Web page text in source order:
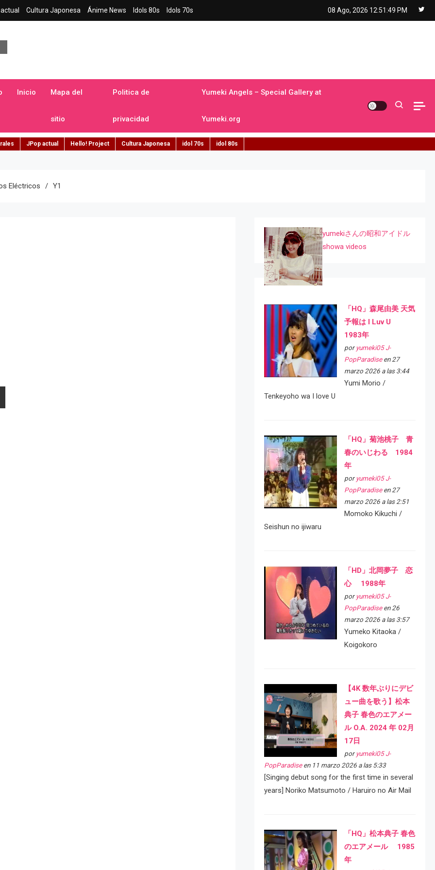
Cultura Japonesa Ánime News Idols 80s Idols 70s 08 Ago, 2026 12:51:50 PM
Inicio Mapa del
sitio
Politica de
privacidad
Yumeki Angels – Special Gallery at
Yumeki.org
JPop actual Hello! Project Cultura Japonesa idol 70s idol 80s
Eléctricos Y1
yumekiさんの昭和アイドル
showa videos
「HQ」森尾由美 天気
予報は I Luv U
1983年
por yumeki05 J-
PopParadiseen 27
marzo 2026 a las 3:44
Yumi Morio /
Tenkeyoho wa I love U
「HQ」菊池桃子 青
春のいじわる 1984
年
por yumeki05 J-
PopParadiseen 27
marzo 2026 a las 2:51
Momoko Kikuchi /
Seishun no ijiwaru
「HD」北岡夢子 恋
心 1988年
por yumeki05 J-
PopParadiseen 26
marzo 2026 a las 3:57
Yumeko Kitaoka /
Koigokoro
【4K 数年ぶりにデビ
ュー曲を歌う】松本
典子 春色のエアメー
ル O.A. 2024 年 02月
17日
por yumeki05 J-
PopParadiseen 11 marzo 2026 a las 5:33
[Singing debut song for the first time in several
years] Noriko Matsumoto / Haruiro no Air Mail
「HQ」松本典子 春色
のエアメール 1985
年